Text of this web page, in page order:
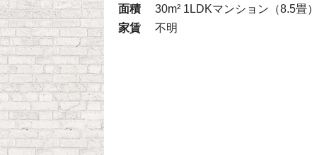
面積
30m² 1LDKマンション（8.5畳
家賃
不明